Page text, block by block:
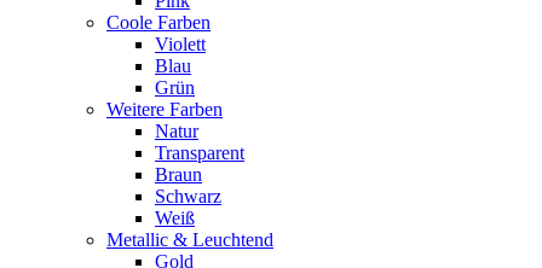
Coole Farben
Violett
Blau
Grün
Weitere Farben
Natur
Transparent
Braun
Schwarz
Weiß
Metallic & Leuchtend
Gold